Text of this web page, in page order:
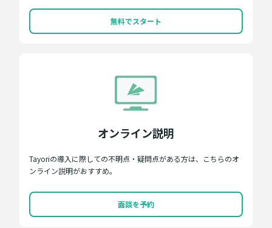
無料でスタート
オンライン説明
Tayoriの導入に際しての不明点・疑問点がある方は、こちらのオ
ンライン説明がおすすめ。
面談を予約